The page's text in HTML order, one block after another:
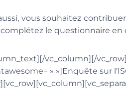
vous souhaitez
le questionnaire en
vc_column][/
» »]Enquête sur